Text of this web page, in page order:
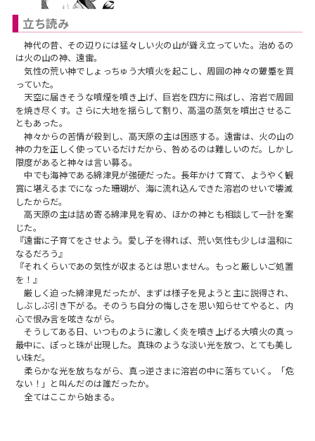
立ち読み
神代の昔、その辺りには猛々しい火の山が聳え立っていた。治めるの
は火の山の神、遠雷。
気性の荒い神でしょっちゅう大噴火を起こし、周囲の神々の顰蹙を買
っていた。
天空に届きそうな噴煙を噴き上げ、巨岩を四方に飛ばし、溶岩で周囲
を焼き尽くす。さらに大地を揺らして割り、高温の蒸気を噴出させるこ
ともあった。
神々からの苦情が殺到し、高天原の主は困惑する。遠雷は、火の山の
神の力を正しく使っているだけだから、咎めるのは難しいのだ。しかし
限度があると神々は言い募る。
中でも海神である綿津見が強硬だった。長年かけて育て、ようやく観
賞に堪えるまでになった珊瑚が、海に流れ込んできた溶岩のせいで壊滅
したからだ。
高天原の主は詰め寄る綿津見を宥め、ほかの神とも相談して一計を案
じた。
『遠雷に子育てをさせよう。愛し子を得れば、荒い気性も少しは温和に
なるだろう』
『それくらいであの気性が収まるとは思いません。もっと厳しいご処置
を！』
厳しく迫った綿津見だったが、まずは様子を見ようと主に説得され、
しぶしぶ引き下がる。そのうち自分の悔しさを思い知らせてやると、内
心で恨み言を呟きながら。
そうしてある日、いつものように激しく炎を噴き上げる大噴火の真っ
最中に、ぽっと珠が出現した。真珠のような淡い光を放つ、とても美し
い珠だ。
柔らかな光を放ちながら、真っ逆さまに溶岩の中に落ちていく。「危
ない！」と叫んだのは誰だったか。
全てはここから始まる。